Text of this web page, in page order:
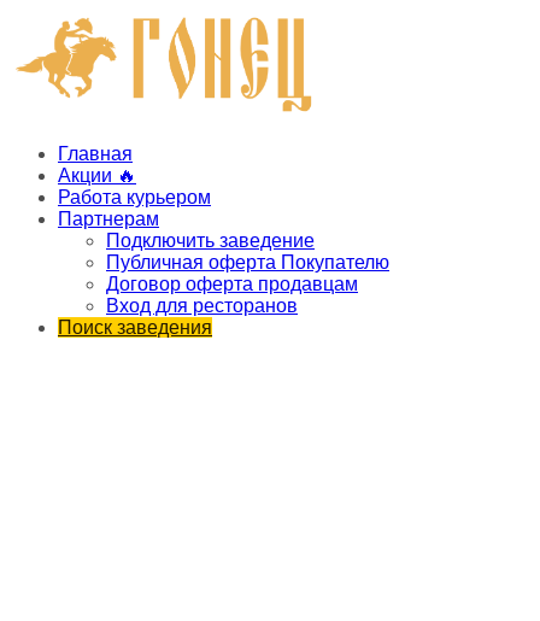
Главная
Акции 🔥
Работа курьером
Партнерам
Подключить заведение
Публичная оферта Покупателю
Договор оферта продавцам
Вход для ресторанов
Поиск заведения